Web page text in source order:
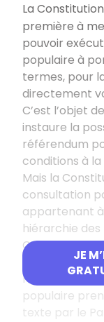
JE
La
première à
pouvoir
populaire à
termes, pour
directement
C’est l’objet
instaure la
référendum
conditions à
Mais la
consultation
appartenant à
hiérarchie des
Constitution,
référendum
populaire
texte par le